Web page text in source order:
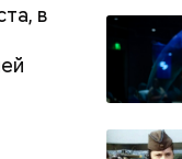
с зеркалом:
в